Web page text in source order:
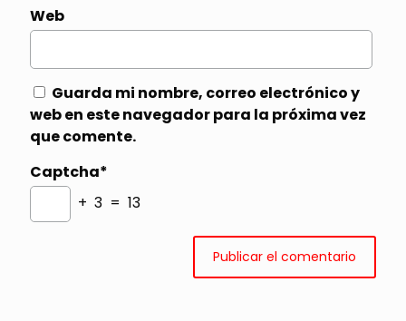
Web
Guarda mi nombre, correo electrónico y
web en este navegador para la próxima vez
que comente.
Captcha*
+ 3 = 13